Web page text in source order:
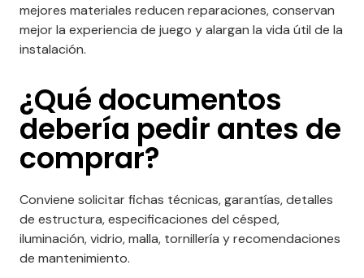
mejores materiales reducen reparaciones, conservan
mejor la experiencia de juego y alargan la vida útil de la
instalación.
¿Qué documentos
debería pedir antes de
comprar?
Conviene solicitar fichas técnicas, garantías, detalles
de estructura, especificaciones del césped,
iluminación, vidrio, malla, tornillería y recomendaciones
de mantenimiento.